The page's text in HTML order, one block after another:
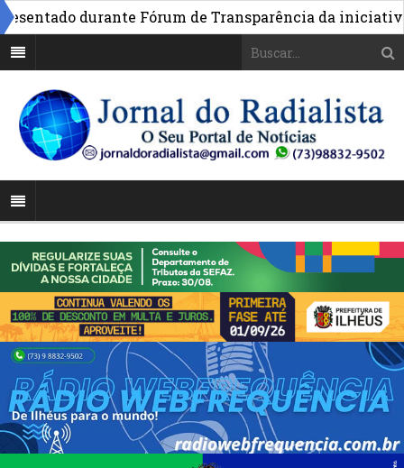
durante Fórum de Transparência da iniciativa